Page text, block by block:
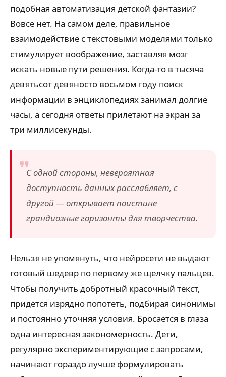
подобная автоматизация детской фантазии?
Вовсе нет. На самом деле, правильное
взаимодействие с текстовыми моделями только
стимулирует воображение, заставляя мозг
искать новые пути решения. Когда-то в тысяча
девятьсот девяносто восьмом году поиск
информации в энциклопедиях занимал долгие
часы, а сегодня ответы прилетают на экран за
три миллисекунды.
С одной стороны, невероятная
доступность данных расслабляет, с
другой — открывает поистине
грандиозные горизонты для творчества.
Нельзя не упомянуть, что нейросети не выдают
готовый шедевр по первому же щелчку пальцев.
Чтобы получить добротный красочный текст,
придётся изрядно попотеть, подбирая синонимы
и постоянно уточняя условия. Бросается в глаза
одна интересная закономерность. Дети,
регулярно экспериментирующие с запросами,
начинают гораздо лучше формулировать